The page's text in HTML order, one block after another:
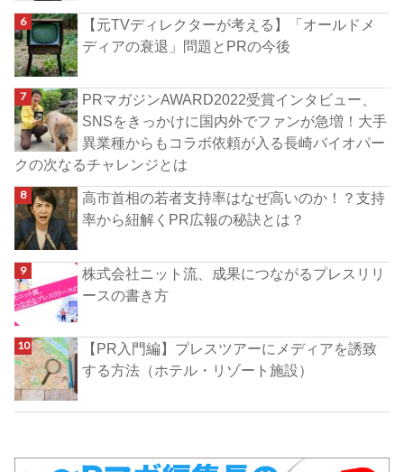
【元TVディレクターが考える】「オールドメ
ディアの衰退」問題とPRの今後
PRマガジンAWARD2022受賞インタビュー、
SNSをきっかけに国内外でファンが急増！大手
異業種からもコラボ依頼が入る長崎バイオパー
クの次なるチャレンジとは
高市首相の若者支持率はなぜ高いのか！？支持
率から紐解くPR広報の秘訣とは？
株式会社ニット流、成果につながるプレスリリ
ースの書き方
【PR入門編】プレスツアーにメディアを誘致
する方法（ホテル・リゾート施設）